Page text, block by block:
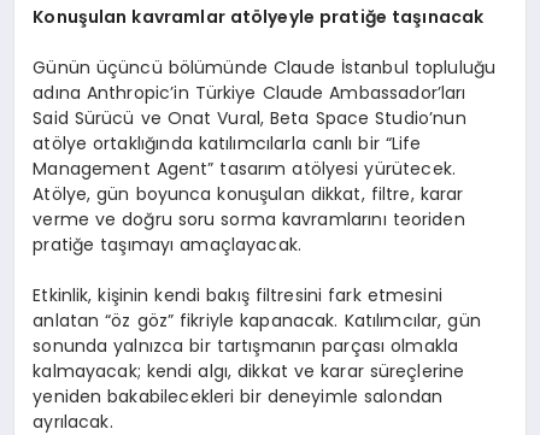
Konuşulan kavramlar atölyeyle pratiğe taşınacak
Günün üçüncü bölümünde Claude İstanbul topluluğu
adına Anthropic’in Türkiye Claude Ambassador’ları
Said Sürücü ve Onat Vural, Beta Space Studio’nun
atölye ortaklığında katılımcılarla canlı bir “Life
Management Agent” tasarım atölyesi yürütecek.
Atölye, gün boyunca konuşulan dikkat, filtre, karar
verme ve doğru soru sorma kavramlarını teoriden
pratiğe taşımayı amaçlayacak.
Etkinlik, kişinin kendi bakış filtresini fark etmesini
anlatan “öz göz” fikriyle kapanacak. Katılımcılar, gün
sonunda yalnızca bir tartışmanın parçası olmakla
kalmayacak; kendi algı, dikkat ve karar süreçlerine
yeniden bakabilecekleri bir deneyimle salondan
ayrılacak.